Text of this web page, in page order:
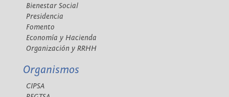
Bienestar Social
Presidencia
Fomento
Economía y Hacienda
Organización y RRHH
Organismos
CIPSA